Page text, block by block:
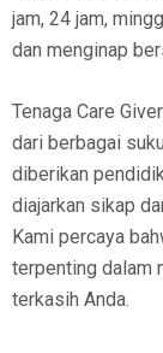
jam, 24 jam,
dan menginap
Tenaga Care
dari berbagai
diberikan
diajarkan sikap
Kami percaya
terpenting dalam
terkasih Anda.